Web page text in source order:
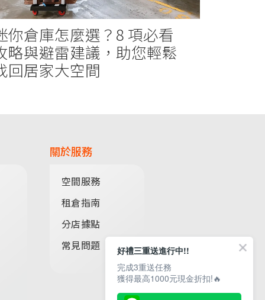
你倉庫怎麼選？8 項必看
略與避雷建議，助您輕鬆
回居家大空間
關於服務
空間服務
租倉指南
分店據點
常見問題
好禮三重送進行中!!
完成3重送任務
獲得最高1000元現金折扣!🔥